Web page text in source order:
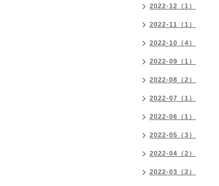
2022-12（1）
2022-11（1）
2022-10（4）
2022-09（1）
2022-08（2）
2022-07（1）
2022-06（1）
2022-05（3）
2022-04（2）
2022-03（2）